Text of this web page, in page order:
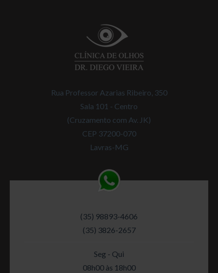
Rua Professor Azarias Ribeiro, 350
Sala 101 - Centro
(Cruzamento com Av. JK)
CEP 37200-070
Lavras-MG
(35) 98893-4606
(35) 3826-2657
Seg - Qui
08h00 às 18h00